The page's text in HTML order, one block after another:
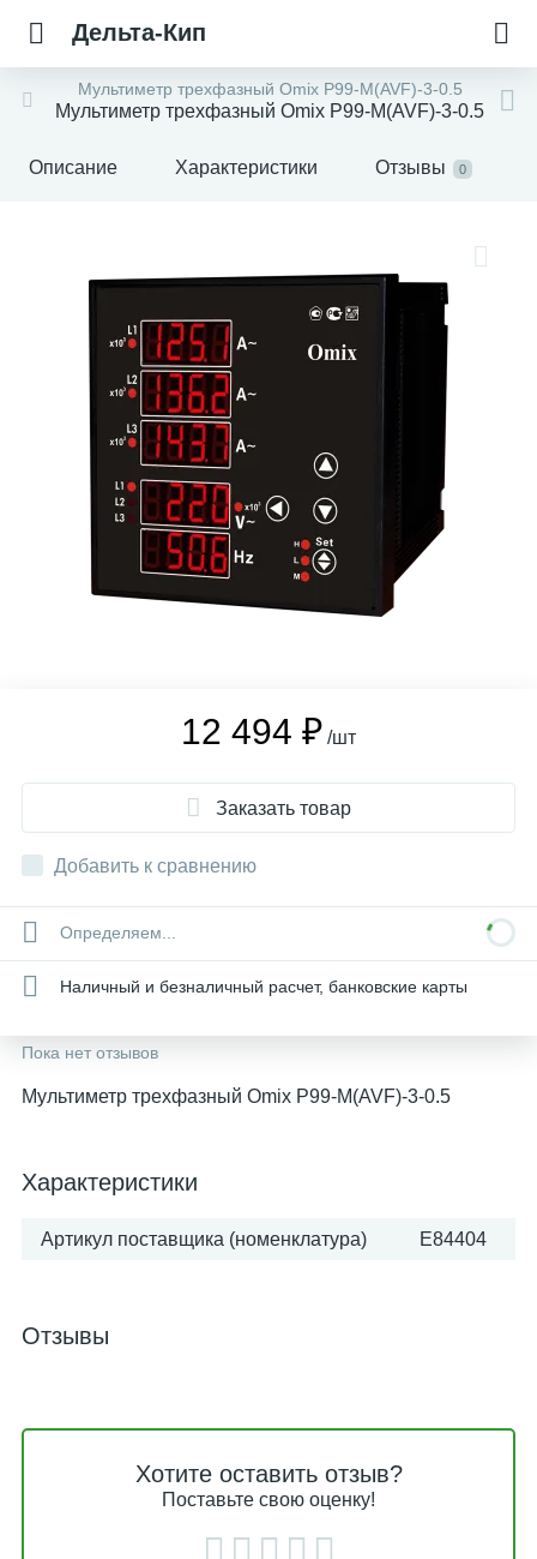
Дельта-Кип
Мультиметр трехфазный Omix P99-M(AVF)-3-0.5
Мультиметр трехфазный Omix P99-M(AVF)-3-0.5
Описание Характеристики Отзывы 0
12 494 ₽ /шт
Заказать товар
Добавить к сравнению
Определяем...
Наличный и безналичный расчет, банковские карты
Пока нет отзывов
Мультиметр трехфазный Omix P99-M(AVF)-3-0.5
Характеристики
Артикул поставщика (номенклатура) E84404
Отзывы
Хотите оставить отзыв?
Поставьте свою оценку!